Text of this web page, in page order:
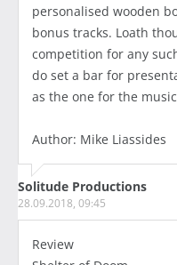
personalised wooden
bonus tracks. Loath
competition for any
do set a bar for
as the one for the
Author: Mike Liassides
Solitude Productions
28.09.2018, 09:45
Review